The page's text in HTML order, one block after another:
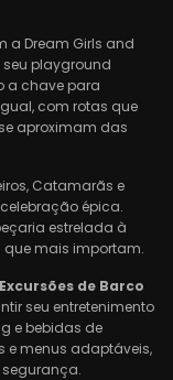
a Dream Girls and
seu playground
a chave para
com rotas que
aproximam das
Catamarãs e
épica.
estrelada à
que mais importam.
Excursões de Barco
seu entretenimento
e bebidas de
e menus adaptáveis,